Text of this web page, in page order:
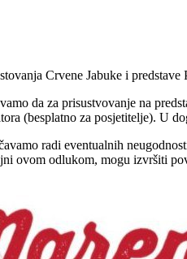
Crvene Jabuke i
da za prisustvovanje na
(besplatno za posjetitelje). U
radi eventualnih
ovom odlukom, mogu izvršiti